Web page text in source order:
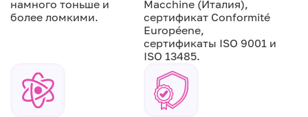
намного тоньше и
более ломкими.
Macchine (Италия),
сертификат Conformité
Européene,
сертификаты ISO 9001 и
ISO 13485.